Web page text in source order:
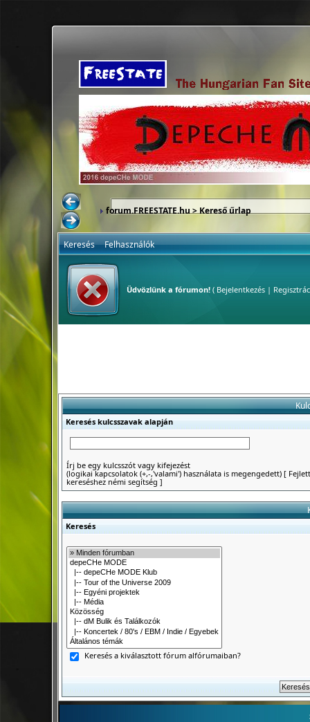
forum.FREESTATE.hu> Kereső űrlap
Keresés Felhasználók
Üdvözlünk a fórumon!( Bejelentkezés|
Keresés kulcsszavak alapján
Írj be egy kulcsszót vagy kifejezést
(logikai kapcsolatok (+,-,'valami') használata is megengedett)[
kereséshez némi segítség ]
Keresés
Keresés a kiválasztott fórum alfórumaiban?